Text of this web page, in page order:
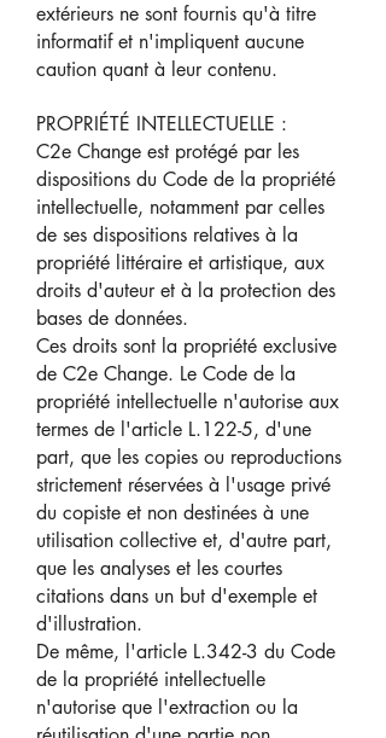
extérieurs ne sont fournis qu'à titre
informatif et n'impliquent aucune
caution quant à leur contenu.
PROPRIÉTÉ INTELLECTUELLE :
C2e Change est protégé par les
dispositions du Code de la propriété
intellectuelle, notamment par celles
de ses dispositions relatives à la
propriété littéraire et artistique, aux
droits d'auteur et à la protection des
bases de données.
Ces droits sont la propriété exclusive
de C2e Change. Le Code de la
propriété intellectuelle n'autorise aux
termes de l'article L.122-5, d'une
part, que les copies ou reproductions
strictement réservées à l'usage privé
du copiste et non destinées à une
utilisation collective et, d'autre part,
que les analyses et les courtes
citations dans un but d'exemple et
d'illustration.
De même, l'article L.342-3 du Code
de la propriété intellectuelle
n'autorise que l'extraction ou la